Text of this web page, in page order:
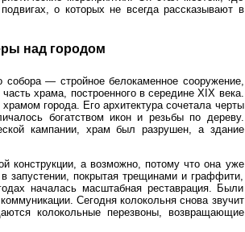
о которых не всегда рассказывают в
над городом
собора — стройное белокаменное сооружение,
храма, построенного в середине XIX века.
города. Его архитектура сочетала черты
богатством икон и резьбы по дереву.
кампании, храм был разрушен, а здание
конструкции, а возможно, потому что она уже
запустении, покрытая трещинами и граффити,
началась масштабная реставрация. Были
Сегодня колокольня снова звучит
колокольные перезвоны, возвращающие